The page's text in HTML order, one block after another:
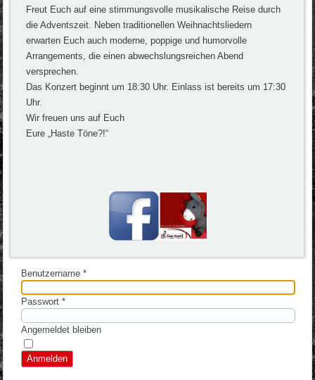
Freut Euch auf eine stimmungsvolle musikalische Reise durch
die Adventszeit. Neben traditionellen Weihnachtsliedern
erwarten Euch auch moderne, poppige und humorvolle
Arrangements, die einen abwechslungsreichen Abend
versprechen.
Das Konzert beginnt um 18:30 Uhr. Einlass ist bereits um 17:30
Uhr.
Wir freuen uns auf Euch
Eure „Haste Töne?!“
Benutzername *
Passwort *
Angemeldet bleiben
Anmelden